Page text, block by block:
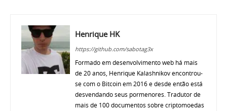
Henrique HK
https://github.com/sabotag3x
Formado em desenvolvimento web há mais
de 20 anos, Henrique Kalashnikov encontrou-
se com o Bitcoin em 2016 e desde então está
desvendando seus pormenores. Tradutor de
mais de 100 documentos sobre criptomoedas